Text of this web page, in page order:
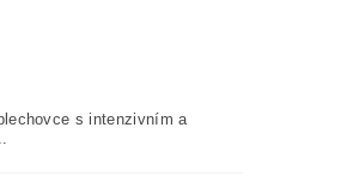
s intenzivním a